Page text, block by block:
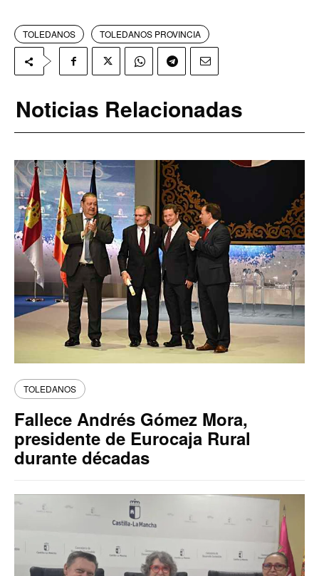
TOLEDANOS TOLEDANOS PROVINCIA
Noticias Relacionadas
TOLEDANOS
Fallece Andrés Gómez Mora,
presidente de Eurocaja Rural
durante décadas